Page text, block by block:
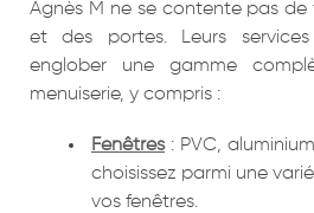
Agnès M ne se contente pas de
et des portes. Leurs
englober une gamme
menuiserie, y compris :
Fenêtres: PVC,
choisissez parmi une
vos fenêtres.